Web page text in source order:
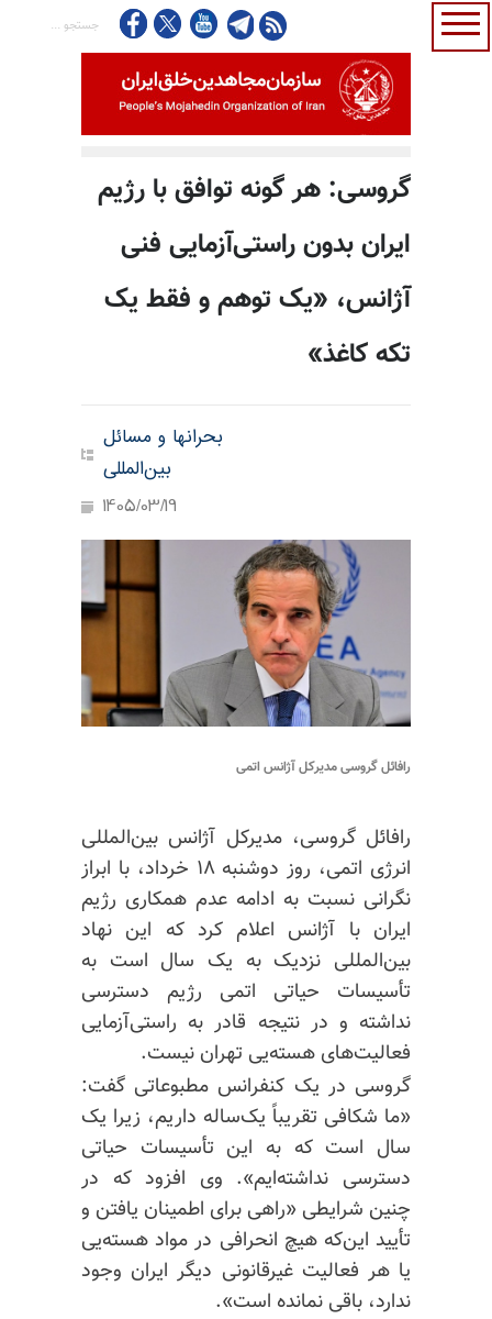
گروسی: هر گونه توافق با رژیم
ایران بدون راستی‌آزمایی فنی
آژانس، «یک توهم و فقط یک
تکه کاغذ»
بحرانها و مسائل
بین‌المللی
1405/03/19
رافائل گروسی مدیرکل آژانس اتمی
رافائل گروسی، مدیرکل آژانس بین‌المللی
انرژی اتمی، روز دوشنبه ۱۸ خرداد، با ابراز
نگرانی نسبت به ادامه عدم همکاری رژیم
ایران با آژانس اعلام کرد که این نهاد
بین‌المللی نزدیک به یک سال است به
تأسیسات حیاتی اتمی رژیم دسترسی
نداشته و در نتیجه قادر به راستی‌آزمایی
فعالیت‌های هسته‌یی تهران نیست.
گروسی در یک کنفرانس مطبوعاتی گفت:
«ما شکافی تقریباً یک‌ساله داریم، زیرا یک
سال است که به این تأسیسات حیاتی
دسترسی نداشته‌ایم». وی افزود که در
چنین شرایطی «راهی برای اطمینان یافتن و
تأیید این‌که هیچ انحرافی در مواد هسته‌یی
یا هر فعالیت غیرقانونی دیگر ایران وجود
ندارد، باقی نمانده است».